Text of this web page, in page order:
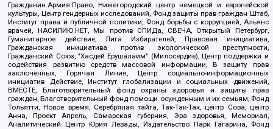
Гражданин.Армия.Право, Нижегородский центр немецкой и европейской
культуры, Центр гендерных исследований, Фонд защиты прав граждан Штаб,
Институт права и публичной политики, Фонд борьбы с коррупцией, Альянс
врачей, НАСИЛИЮ.НЕТ, Мы против СПИДа, СВЕЧА, Открытый Петербург,
Гуманитарное действие, Лига Избирателей, Правовая инициатива,
Гражданская инициатива против экологической преступности,
Гражданский Союз, "Хасдей Ерушалаим" (Милосердие), Центр поддержки и
содействия развитию средств массовой информации, В защиту прав
заключенных, Горячая Линия, Центр социально-информационных
инициатив Действие, Институт глобализации и социальных движений,
ВМЕСТЕ, Благотворительный фонд охраны здоровья и защиты прав
граждан, Благотворительный фонд помощи осужденным и их семьям, Фонд
Тольятти, Новое время, Серебряная тайга, Так-Так-Так, центр Сова, центр
Анна, Проект Апрель, Самарская губерния, Эра здоровья, Мемориал,
Аналитический Центр Юрия Левады, Издательство Парк Гагарина, Фонд